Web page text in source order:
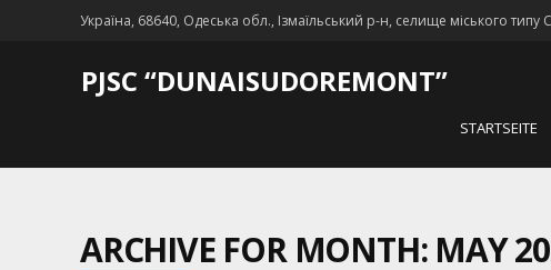
Україна, 68640, Одеська обл., Ізмаїльський р-н, селище міського типу
PJSC “DUNAISUDOREMONT”
STARTSEITE
ARCHIVE FOR MONTH: MAY